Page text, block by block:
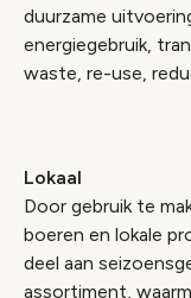
duurzame
energiegebruik,
waste, re-use,
Lokaal
Door gebruik te
boeren en lokale
deel aan
assortiment,